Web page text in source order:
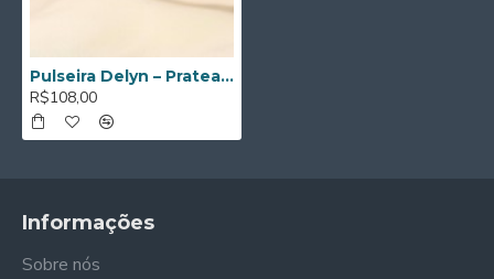
Pulseira Delyn – Prateado, Dourado e Dourado rosé
R$108,00
Informações
Sobre nós